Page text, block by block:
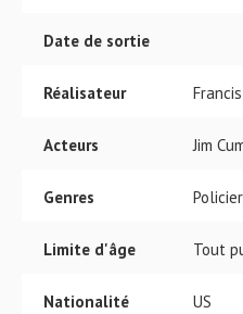
Date de sortie
Réalisateur
Acteurs Jim
Genres
Limite d'âge Tout
Nationalité US